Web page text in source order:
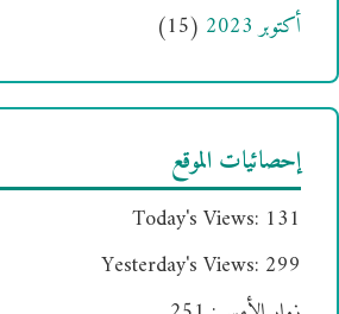
أكتوبر 2023
(15)
إحصائيات الموقع
Today's Views: 131
Yesterday's Views: 299